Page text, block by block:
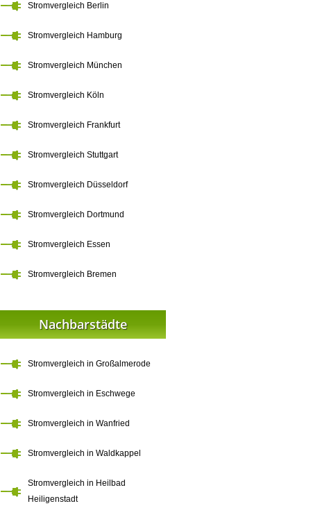
Stromvergleich Berlin
Stromvergleich Hamburg
Stromvergleich München
Stromvergleich Köln
Stromvergleich Frankfurt
Stromvergleich Stuttgart
Stromvergleich Düsseldorf
Stromvergleich Dortmund
Stromvergleich Essen
Stromvergleich Bremen
Nachbarstädte
Stromvergleich in Großalmerode
Stromvergleich in Eschwege
Stromvergleich in Wanfried
Stromvergleich in Waldkappel
Stromvergleich in Heilbad
Heiligenstadt